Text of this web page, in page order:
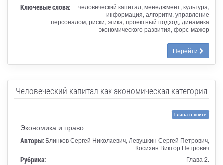
Ключевые слова:
человеческий капитал, менеджмент, культура,
информация, алгоритм, управление
персоналом, риски, этика, проектный подход, динамика
экономического развития, форс-мажор
Перейти
Человеческий капитал как экономическая категория
Глава в книге
Экономика и право
Авторы:Блинков Сергей Николаевич, Левушкин Сергей Петрович,
Косихин Виктор Петрович
Рубрика: Глава 2.